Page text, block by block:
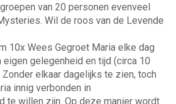
van 20 personen evenveel
Wil de roos van de Levende
10x Wees Gegroet Maria elke dag
eigen gelegenheid en tijd (circa 10
Zonder elkaar dagelijks te zien, toch
innig verbonden in
te willen zijn. Op deze manier wordt